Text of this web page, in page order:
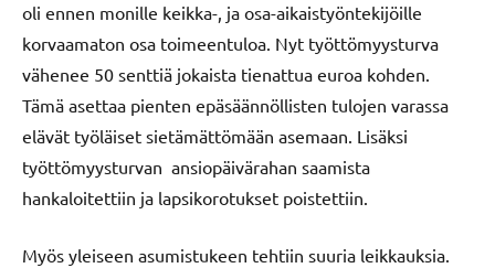
oli ennen monille keikka-, ja osa-aikaistyöntekijöille
korvaamaton osa toimeentuloa. Nyt työttömyysturva
vähenee 50 senttiä jokaista tienattua euroa kohden.
Tämä asettaa pienten epäsäännöllisten tulojen varassa
elävät työläiset sietämättömään asemaan. Lisäksi
työttömyysturvan ansiopäivärahan saamista
hankaloitettiin ja lapsikorotukset poistettiin.
Myös yleiseen asumistukeen tehtiin suuria leikkauksia.